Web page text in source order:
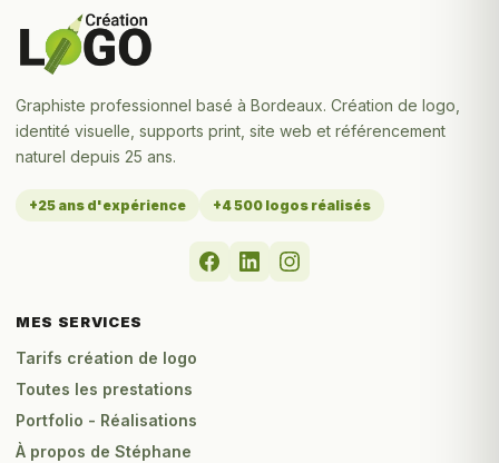
Graphiste professionnel basé à Bordeaux. Création de logo,
identité visuelle, supports print, site web et référencement
naturel depuis 25 ans.
+25 ans d'expérience +4 500 logos réalisés
MES SERVICES
Tarifs création de logo
Toutes les prestations
Portfolio - Réalisations
À propos de Stéphane